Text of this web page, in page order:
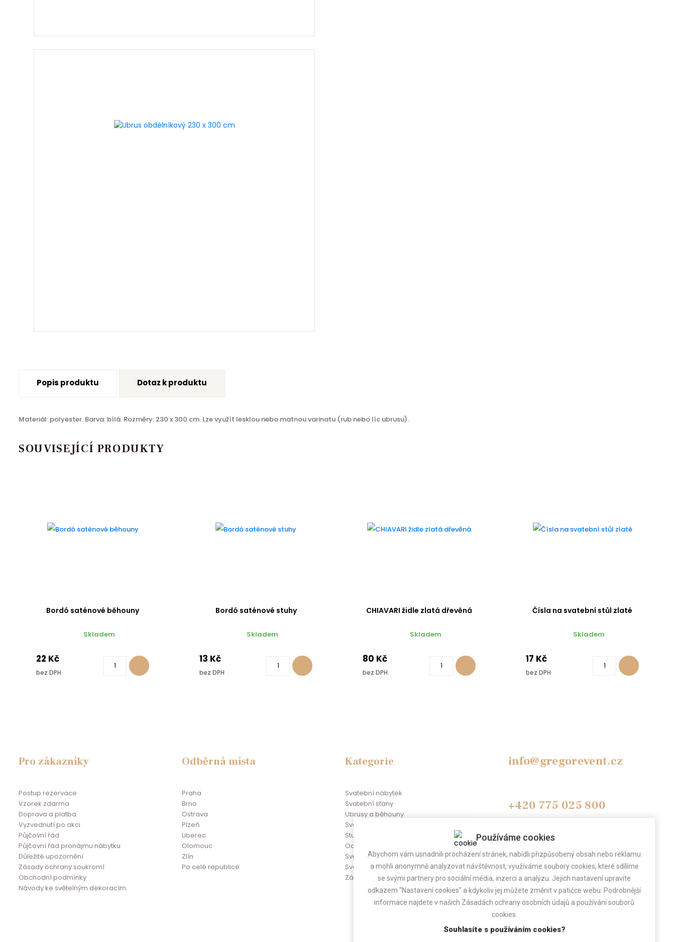
Popis produktu Dotaz k produktu
Materiál: polyester. Barva: bílá. Rozměry: 230 x 300 cm. Lze využít lesklou nebo matnou varinatu (rub nebo líc ubrusu).
SOUVISEJÍCÍ PRODUKTY
Bordó saténové běhouny
Skladem
22 Kč
bez DPH
Bordó saténové stuhy
Skladem
13 Kč
bez DPH
CHIAVARI židle zlatá dřevěná
Skladem
80 Kč
bez DPH
Čísla na svatební stůl zlaté
Skladem
17 Kč
bez DPH
Pro zákazníky
Postup rezervace
Vzorek zdarma
Doprava a platba
Vyzvednutí po akci
Půjčovní řád
Půjčovní řád pronájmu nábytku
Důležité upozornění
Zásady ochrany soukromí
Obchodní podmínky
Návody ke světelným dekoracím
Odběrná místa
Praha
Brno
Ostrava
Plzeň
Liberec
Olomouc
Zlín
Po celé republice
Kategorie
Svatební nábytek
Svatební stany
Ubrusy a běhouny
Svatební potahy na židle
Stuhy na židle
Odpočinkové zóny
Světelné řetězy a zástěny
Svatební dekorace
Zábava na svatbu
info@gregorevent.cz
+420 775 025 800
Pokud telefon nebereme, zavoláme Vám
zpět.
Abychom vám usnadnili procházení stránek, nabídli přizpůsobený obsah nebo reklamu
a mohli anonymně analyzovat návštěvnost, využíváme soubory cookies, které sdílíme
se svými partnery pro sociální média, inzerci a analýzu. Jejich nastavení upravíte
odkazem "Nastavení cookies" a kdykoliv jej můžete změnit v patičce webu. Podrobnější
informace najdete v našich Zásadách ochrany osobních údajů a používání souborů
cookies.
Souhlasíte s používáním cookies?